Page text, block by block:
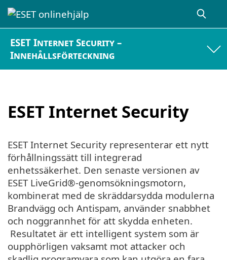
ESET Internet Security –
Innehållsförteckning
ESET Internet Security
ESET Internet Security representerar ett nytt
förhållningssätt till integrerad
enhetssäkerhet. Den senaste versionen av
ESET LiveGrid®-genomsökningsmotorn,
kombinerat med de skräddarsydda modulerna
Brandvägg och Antispam, använder snabbhet
och noggrannhet för att skydda enheten.
Resultatet är ett intelligent system som är
oupphörligen vaksamt mot attacker och